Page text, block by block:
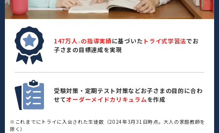
147万人 ※ の指導実績に基づいた トライ式学習法でお
子さまの目標達成を実現
受験対策・定期テスト対策などお子さまの目的に合わ
せてオーダーメイドカリキュラムを作成
※これまでにトライに入会された生徒数（2024年3月31日時点。大人の家庭教師を
除く）